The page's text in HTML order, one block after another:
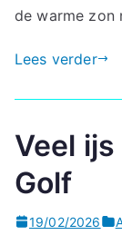
de warme zon
Lees verder
Veel
Golf
19/02/2026